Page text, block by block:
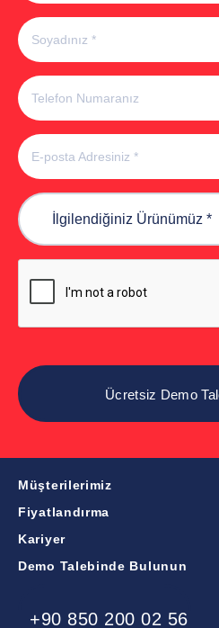
Müşterilerimiz
Fiyatlandırma
Kariyer
Demo Talebinde Bulunun
+90 850 200 02 56